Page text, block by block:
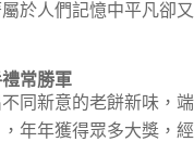
於人們記憶中平凡卻又
常勝軍
同新意的老餅新味，端
年年獲得眾多大獎，經